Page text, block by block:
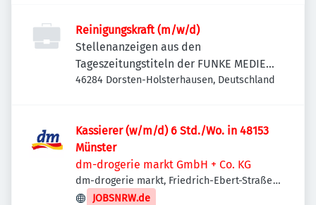
Reinigungskraft (m/w/d)
Stellenanzeigen aus den
Tageszeitungstiteln der FUNKE MEDIEN
NRW
46284 Dorsten-Holsterhausen, Deutschland
Kassierer (w/m/d) 6 Std./Wo. in 48153
Münster
dm-drogerie markt GmbH + Co. KG
dm-drogerie markt, Friedrich-Ebert-Straße
145-147, 48153 Münster, Deutschland
JOBSNRW.de